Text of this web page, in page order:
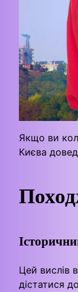
Якщо ви
Києва
Цей вислів
дістатися